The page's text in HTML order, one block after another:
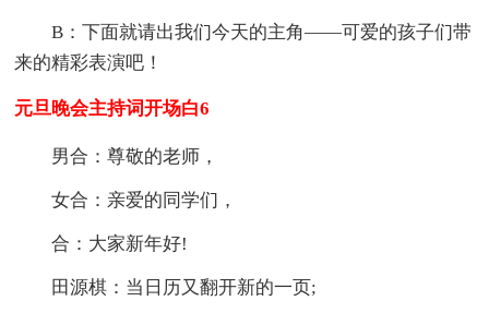
B：下面就请出我们今天的主角——可爱的孩子们带
来的精彩表演吧！
元旦晚会主持词开场白6
男合：尊敬的老师，
女合：亲爱的同学们，
合：大家新年好!
田源棋：当日历又翻开新的一页;